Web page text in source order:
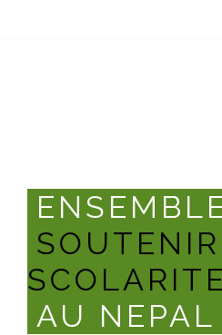
SCOLARITE
AU NEPAL